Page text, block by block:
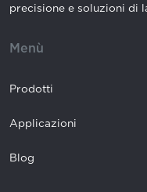
precisione e soluzioni di
Menù
Prodotti
Applicazioni
Blog